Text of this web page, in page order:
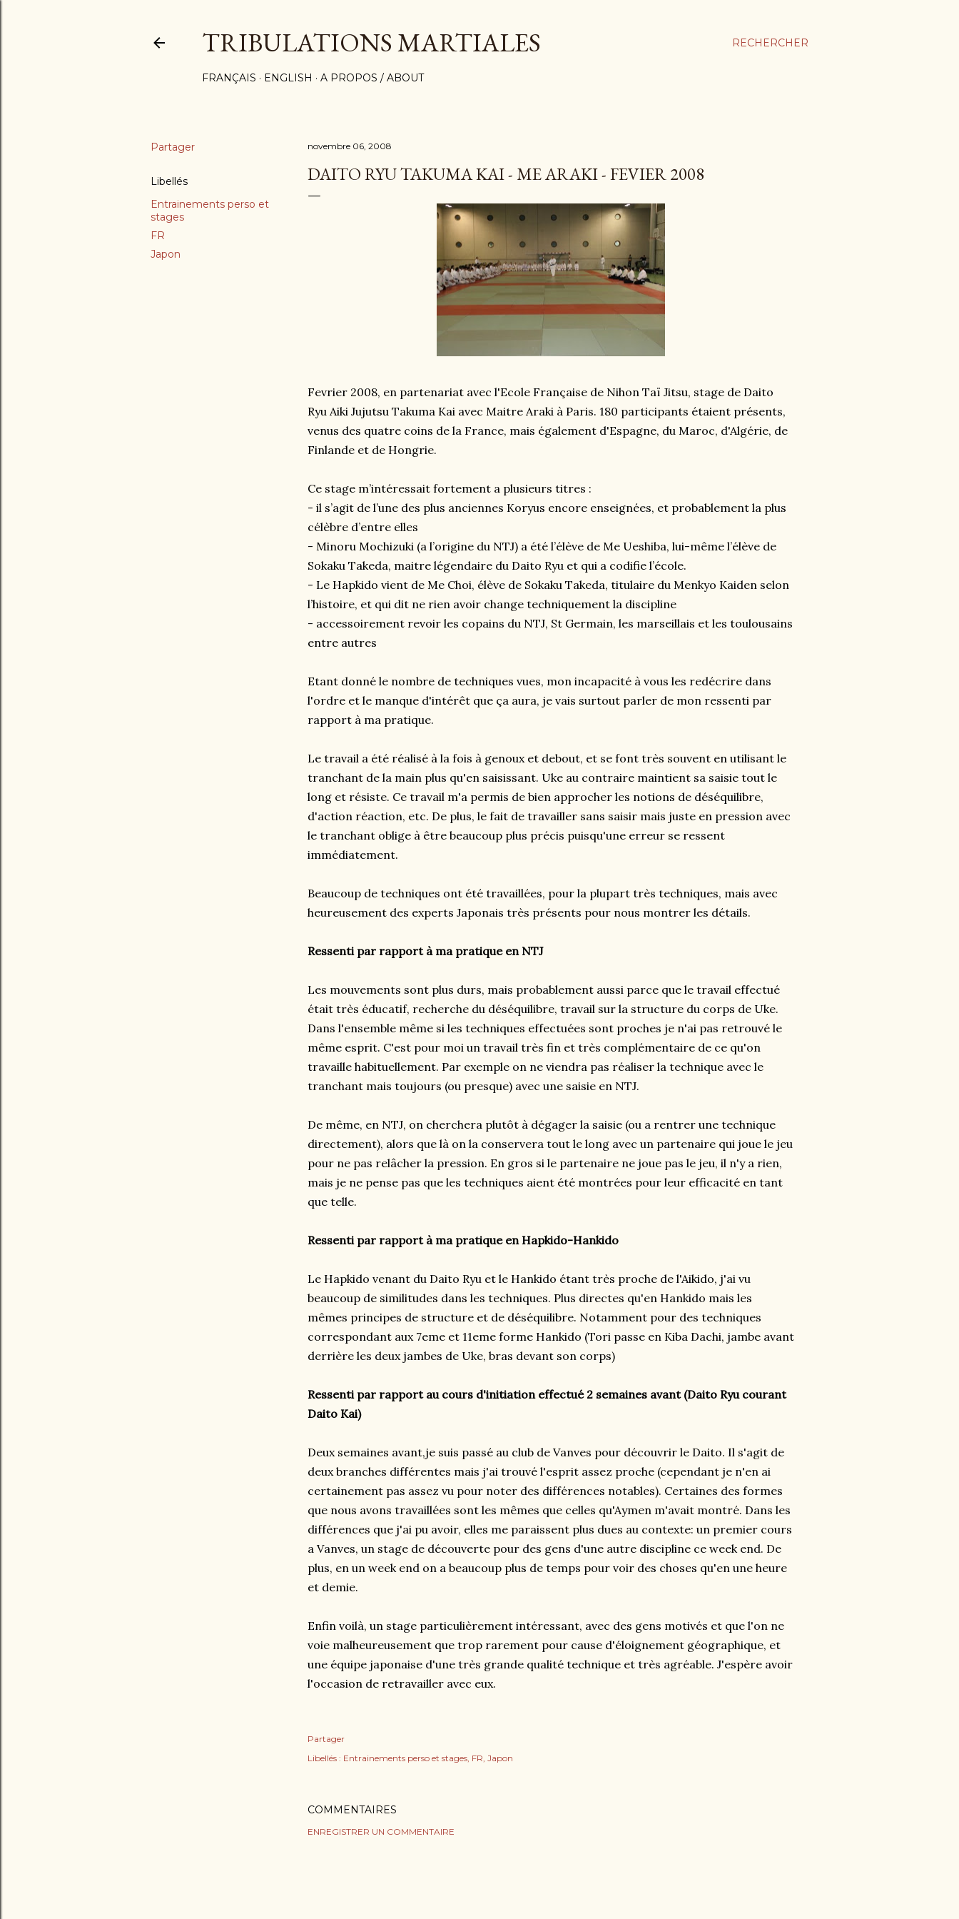
RECHERCHER
TRIBULATIONS MARTIALES
FRANÇAIS ENGLISH A PROPOS / ABOUT
Partager
Libellés
Entrainements perso et
stages
FR
Japon
novembre 06, 2008
DAITO RYU TAKUMA KAI - ME ARAKI - FEVIER 2008
Fevrier 2008, en partenariat avec l'Ecole Française de Nihon Taï Jitsu, stage de Daito
Ryu Aiki Jujutsu Takuma Kai avec Maitre Araki à Paris. 180 participants étaient présents,
venus des quatre coins de la France, mais également d'Espagne, du Maroc, d'Algérie, de
Finlande et de Hongrie.
Ce stage m’intéressait fortement a plusieurs titres :
- il s’agit de l’une des plus anciennes Koryus encore enseignées, et probablement la plus
célèbre d’entre elles
- Minoru Mochizuki (a l’origine du NTJ) a été l’élève de Me Ueshiba, lui-même l’élève de
Sokaku Takeda, maitre légendaire du Daito Ryu et qui a codifie l’école.
- Le Hapkido vient de Me Choi, élève de Sokaku Takeda, titulaire du Menkyo Kaiden selon
l’histoire, et qui dit ne rien avoir change techniquement la discipline
- accessoirement revoir les copains du NTJ, St Germain, les marseillais et les toulousains
entre autres
Etant donné le nombre de techniques vues, mon incapacité à vous les redécrire dans
l'ordre et le manque d'intérêt que ça aura, je vais surtout parler de mon ressenti par
rapport à ma pratique.
Le travail a été réalisé à la fois à genoux et debout, et se font très souvent en utilisant le
tranchant de la main plus qu'en saisissant. Uke au contraire maintient sa saisie tout le
long et résiste. Ce travail m'a permis de bien approcher les notions de déséquilibre,
d'action réaction, etc. De plus, le fait de travailler sans saisir mais juste en pression avec
le tranchant oblige à être beaucoup plus précis puisqu'une erreur se ressent
immédiatement.
Beaucoup de techniques ont été travaillées, pour la plupart très techniques, mais avec
heureusement des experts Japonais très présents pour nous montrer les détails.
Ressenti par rapport à ma pratique en NTJ
Les mouvements sont plus durs, mais probablement aussi parce que le travail effectué
était très éducatif, recherche du déséquilibre, travail sur la structure du corps de Uke.
Dans l'ensemble même si les techniques effectuées sont proches je n'ai pas retrouvé le
même esprit. C'est pour moi un travail très fin et très complémentaire de ce qu'on
travaille habituellement. Par exemple on ne viendra pas réaliser la technique avec le
tranchant mais toujours (ou presque) avec une saisie en NTJ.
De même, en NTJ, on cherchera plutôt à dégager la saisie (ou a rentrer une technique
directement), alors que là on la conservera tout le long avec un partenaire qui joue le jeu
pour ne pas relâcher la pression. En gros si le partenaire ne joue pas le jeu, il n'y a rien,
mais je ne pense pas que les techniques aient été montrées pour leur efficacité en tant
que telle.
Ressenti par rapport à ma pratique en Hapkido-Hankido
Le Hapkido venant du Daito Ryu et le Hankido étant très proche de l'Aikido, j'ai vu
beaucoup de similitudes dans les techniques. Plus directes qu'en Hankido mais les
mêmes principes de structure et de déséquilibre. Notamment pour des techniques
correspondant aux 7eme et 11eme forme Hankido (Tori passe en Kiba Dachi, jambe avant
derrière les deux jambes de Uke, bras devant son corps)
Ressenti par rapport au cours d'initiation effectué 2 semaines avant (Daito Ryu courant
Daito Kai)
Deux semaines avant,je suis passé au club de Vanves pour découvrir le Daito. Il s'agit de
deux branches différentes mais j'ai trouvé l'esprit assez proche (cependant je n'en ai
certainement pas assez vu pour noter des différences notables). Certaines des formes
que nous avons travaillées sont les mêmes que celles qu'Aymen m'avait montré. Dans les
différences que j'ai pu avoir, elles me paraissent plus dues au contexte: un premier cours
a Vanves, un stage de découverte pour des gens d'une autre discipline ce week end. De
plus, en un week end on a beaucoup plus de temps pour voir des choses qu'en une heure
et demie.
Enfin voilà, un stage particulièrement intéressant, avec des gens motivés et que l'on ne
voie malheureusement que trop rarement pour cause d'éloignement géographique, et
une équipe japonaise d'une très grande qualité technique et très agréable. J'espère avoir
l'occasion de retravailler avec eux.
Partager
Libellés : Entrainements perso et stages FR Japon
COMMENTAIRES
ENREGISTRER UN COMMENTAIRE